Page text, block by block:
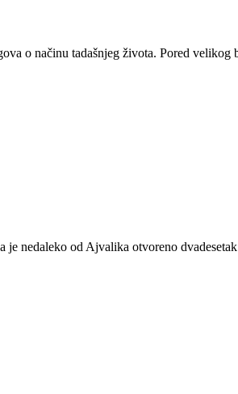
o načinu tadašnjeg života. Pored
nedaleko od Ajvalika otvoreno